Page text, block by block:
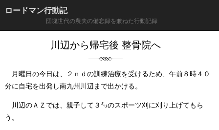
ロードマン行動記
団塊世代の農夫の備忘録を兼ねた行動記録
川辺から帰宅後 整骨院へ
月曜日の今日は、２ｎｄの訓練治療を受けるため、午前８時４０
分に自宅を出発し南九州川辺まで出かける。
川辺のＡＺでは、親子して３㍉のスポーツ刈に刈り上げてもら
う。